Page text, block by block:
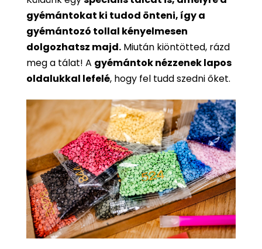
gyémántokat ki tudod önteni, így a
gyémántozó tollal kényelmesen
dolgozhatsz majd. Miután kiöntötted, rázd
meg a tálat! A gyémántok nézzenek lapos
oldalukkal lefelé, hogy fel tudd szedni őket.